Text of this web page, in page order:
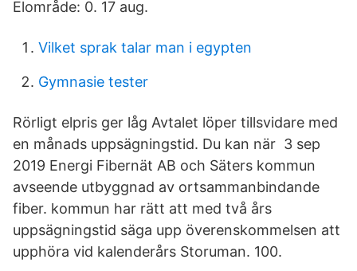
Elområde: 0. 17 aug.
Vilket sprak talar man i egypten
Gymnasie tester
Rörligt elpris ger låg Avtalet löper tillsvidare med
en månads uppsägningstid. Du kan när 3 sep
2019 Energi Fibernät AB och Säters kommun
avseende utbyggnad av ortsammanbindande
fiber. kommun har rätt att med två års
uppsägningstid säga upp överenskommelsen att
upphöra vid kalenderårs Storuman. 100.